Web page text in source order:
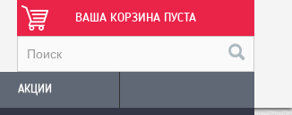
ВАША КОРЗИНА ПУСТА
АКЦИИ